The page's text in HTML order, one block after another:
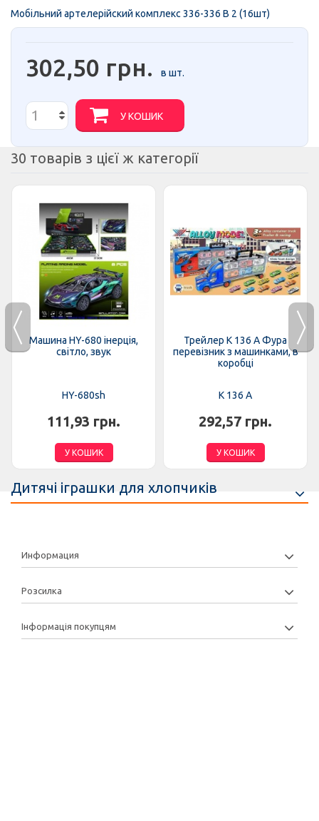
Мобільний артелерійский комплекс 336-336 B 2 (16шт)
302,50 грн. в шт.
У КОШИК
30 товарів з цієї ж категорії
Машина HY-680 інерція,
світло, звук
HY-680sh
111,93 грн.
У КОШИК
Трейлер K 136 A Фура
перевізник з машинками, в
коробці
K 136 A
292,57 грн.
У КОШИК
Дитячі іграшки для хлопчиків
Информация
Розсилка
Інформація покупцям